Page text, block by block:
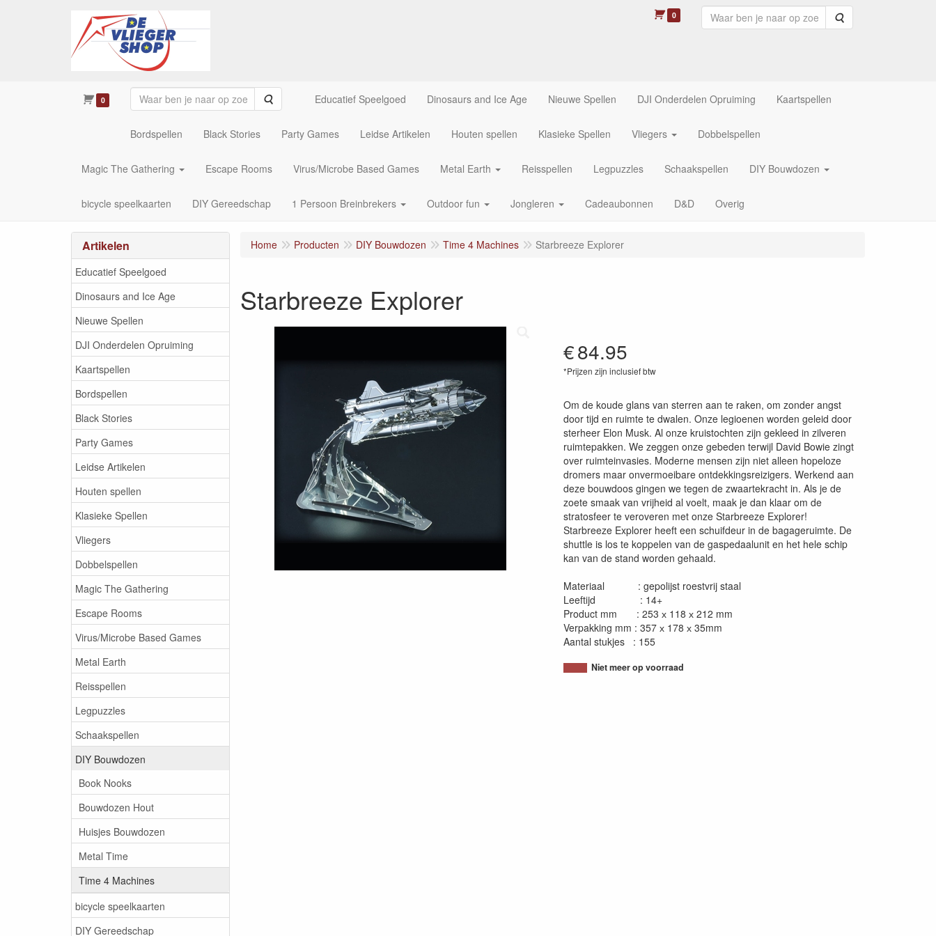
0 Zoeken
0 Zoeken Educatief Speelgoed Dinosaurs and Ice Age Nieuwe Spellen DJI Onderdelen Opruiming Kaartspellen
Bordspellen Black Stories Party Games Leidse Artikelen Houten spellen Klasieke Spellen Vliegers Dobbelspellen
Magic The Gathering Escape Rooms Virus/Microbe Based Games Metal Earth Reisspellen Legpuzzles Schaakspellen DIY Bouwdozen
bicycle speelkaarten DIY Gereedschap 1 Persoon Breinbrekers Outdoor fun Jongleren Cadeaubonnen D&D Overig
Artikelen
Educatief Speelgoed
Dinosaurs and Ice Age
Nieuwe Spellen
DJI Onderdelen Opruiming
Kaartspellen
Bordspellen
Black Stories
Party Games
Leidse Artikelen
Houten spellen
Klasieke Spellen
Vliegers
Dobbelspellen
Magic The Gathering
Escape Rooms
Virus/Microbe Based Games
Metal Earth
Reisspellen
Legpuzzles
Schaakspellen
DIY Bouwdozen
Book Nooks
Bouwdozen Hout
Huisjes Bouwdozen
Metal Time
Time 4 Machines
bicycle speelkaarten
DIY Gereedschap
Home Producten DIY Bouwdozen Time 4 Machines Starbreeze Explorer
Starbreeze Explorer
€84.95
*Prijzen zijn inclusief btw
Om de koude glans van sterren aan te raken, om zonder angst
door tijd en ruimte te dwalen. Onze legioenen worden geleid door
sterheer Elon Musk. Al onze kruistochten zijn gekleed in zilveren
ruimtepakken. We zeggen onze gebeden terwijl David Bowie zingt
over ruimteinvasies. Moderne mensen zijn niet alleen hopeloze
dromers maar onvermoeibare ontdekkingsreizigers. Werkend aan
deze bouwdoos gingen we tegen de zwaartekracht in. Als je de
zoete smaak van vrijheid al voelt, maak je dan klaar om de
stratosfeer te veroveren met onze Starbreeze Explorer!
Starbreeze Explorer heeft een schuifdeur in de bagageruimte. De
shuttle is los te koppelen van de gaspedaalunit en het hele schip
kan van de stand worden gehaald.
Materiaal : gepolijst roestvrij staal
Leeftijd : 14+
Product mm : 253 х 118 х 212 mm
Verpakking mm : 357 х 178 х 35mm
Aantal stukjes : 155
Niet meer op voorraad